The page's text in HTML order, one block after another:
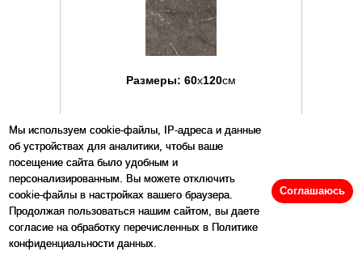
Мы используем cookie-файлы, IP-адреса и данные
об устройствах для аналитики, чтобы ваше
посещение сайта было удобным и
персонализированным. Вы можете отключить
cookie-файлы в настройках вашего браузера.
Продолжая пользоваться нашим сайтом, вы даете
согласие на обработку перечисленных в Политике
конфиденциальности данных.
Соглашаюсь
Размеры: 60x120см
Артикул: 138815